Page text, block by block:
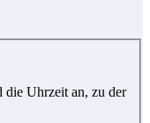
die Uhrzeit an, zu der